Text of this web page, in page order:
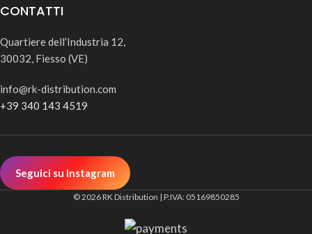
CONTATTI
Quartiere dell’Industria 12,
30032, Fiesso (VE)
info@rk-distribution.com
+39 340 143 4519
Seguici su Instagram
© 2026 RK Distribution | P.IVA: 05169850285